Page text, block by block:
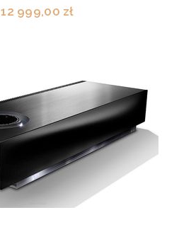
12 999,00 zł